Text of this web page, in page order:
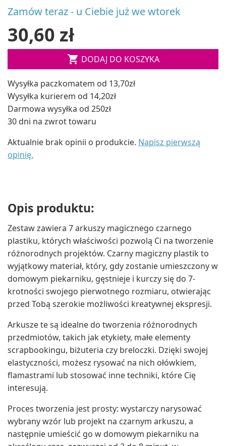
Zamów teraz - u Ciebie już we wtorek
30,60 zł
 DODAJ DO KOSZYKA
Wysyłka paczkomatem od 13,70zł
Wysyłka kurierem od 14,20zł
Darmowa wysyłka od 250zł
30 dni na zwrot towaru
Aktualnie brak opinii o produkcie. Napisz pierwszą
opinię.
Opis produktu:
Zestaw zawiera 7 arkuszy magicznego czarnego
plastiku, których właściwości pozwolą Ci na tworzenie
różnorodnych projektów. Czarny magiczny plastik to
wyjątkowy materiał, który, gdy zostanie umieszczony w
domowym piekarniku, gęstnieje i kurczy się do 7-
krotności swojego pierwotnego rozmiaru, otwierając
przed Tobą szerokie możliwości kreatywnej ekspresji.
Arkusze te są idealne do tworzenia różnorodnych
przedmiotów, takich jak etykiety, małe elementy
scrapbookingu, biżuteria czy breloczki. Dzięki swojej
elastyczności, możesz rysować na nich ołówkiem,
flamastrami lub stosować inne techniki, które Cię
interesują.
Proces tworzenia jest prosty: wystarczy narysować
wybrany wzór lub projekt na czarnym arkuszu, a
następnie umieścić go w domowym piekarniku na